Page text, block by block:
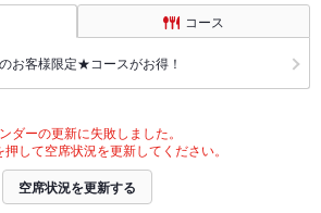
コース
お客様限定★コースがお得！
ダーの更新に失敗しました。
して空席状況を更新してください。
空席状況を更新する